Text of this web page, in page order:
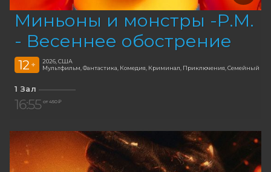
Миньоны и монстры -Р.М.
- Весеннее обострение
12 +
2026, США
Мультфильм, Фантастика, Комедия, Криминал, Приключения, Семейный
1 Зал
16:55 от 450 ₽